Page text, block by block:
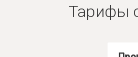
Тарифы